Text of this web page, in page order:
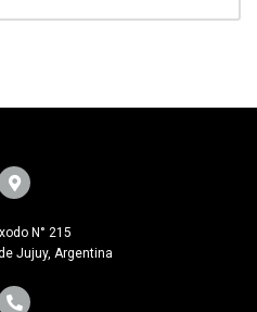
N° 215
Jujuy, Argentina